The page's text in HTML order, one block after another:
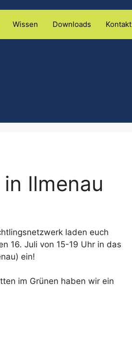
Wissen Downloads Kontakt
Ilmenau
laden euch
16. Juli von 15-19 Uhr in das
ein!
im Grünen haben wir ein